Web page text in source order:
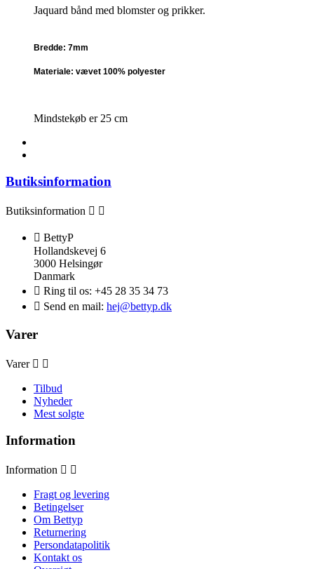
Jaquard bånd med blomster og prikker.
Bredde: 7mm
Materiale: vævet 100% polyester
Mindstekøb er 25 cm
Butiksinformation
Butiksinformation  
 BettyP
Hollandskevej 6
3000 Helsingør
Danmark
 Ring til os: +45 28 35 34 73
 Send en mail: hej@bettyp.dk
Varer
Varer  
Tilbud
Nyheder
Mest solgte
Information
Information  
Fragt og levering
Betingelser
Om Bettyp
Returnering
Persondatapolitik
Kontakt os